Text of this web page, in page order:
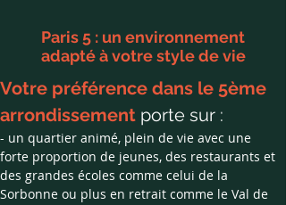
Paris 5 : un environnement
adapté à votre style de vie
Votre préférence dans le 5ème
arrondissement porte sur :
- un quartier animé, plein de vie avec une
forte proportion de jeunes, des restaurants et
des grandes écoles comme celui de la
Sorbonne ou plus en retrait comme le Val de